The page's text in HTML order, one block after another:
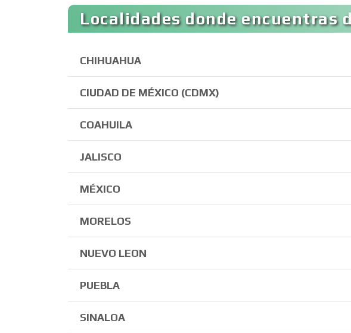
Localidades donde encuentras
CHIHUAHUA
CIUDAD DE MÉXICO (CDMX)
COAHUILA
JALISCO
MÉXICO
MORELOS
NUEVO LEON
PUEBLA
SINALOA